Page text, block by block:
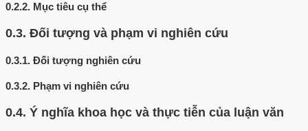
0.2.2. Mục tiêu cụ thể
0.3. Đối tượng và phạm vi nghiên cứu
0.3.1. Đối tượng nghiên cứu
0.3.2. Phạm vi nghiên cứu
0.4. Ý nghĩa khoa học và thực tiễn của luận văn